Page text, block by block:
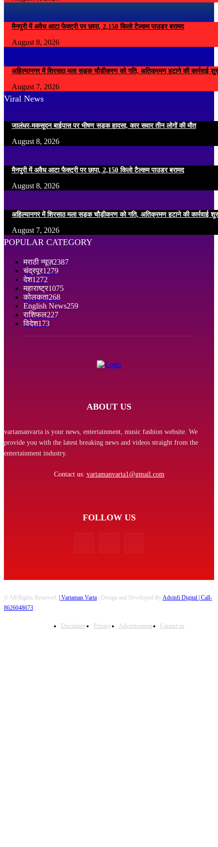
मैनपुरी में अवैध आटा फैक्ट्री पर छापा, 2,150 किलो टैल्कम पाउडर बरामद
August 8, 2026
अहिल्यानगर में शिरसाठ मला सड़क चौड़ीकरण को गति, अतिक्रमण हटाने की कार्रवाई
August 7, 2026
Viral News
जालंधर-मकसूदन बाईपास पर भीषण सड़क हादसा, कार सवार तीन लोगों की मौत
August 8, 2026
मैनपुरी में अवैध आटा फैक्ट्री पर छापा, 2,150 किलो टैल्कम पाउडर बरामद
August 8, 2026
अहिल्यानगर में शिरसाठ मला सड़क चौड़ीकरण को गति, अतिक्रमण हटाने की कार्रवाई
August 7, 2026
POPULAR CATEGORY
मराठी न्यूज़2387
चंद्रपूर1279
देश1272
महाराष्ट्र1075
कोलकता268
English News259
राशिफल227
विदेश173
ABOUT US
vartamanvarta is your news, entertainment, music fashion website. We
provide you with the latest breaking news and videos straight from the
entertainment industry.
Contact us: vartamanvarta1@gmail.com
FOLLOW US
© All Rights Reserved. | Vartaman Varta | Design and Developed ByAdsinfi Digital | Call-
8626048673
Disclaimer Privacy Advertisement Contact us